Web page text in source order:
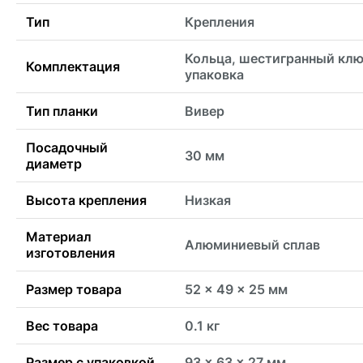
Тип Крепления
Комплектация
Кольца, шестигранный
упаковка
Тип планки Вивер
Посадочный
диаметр
30 мм
Высота крепления Низкая
Материал
изготовления
Алюминиевый сплав
Размер товара 52 x 49 x 25 мм
Вес товара 0.1 кг